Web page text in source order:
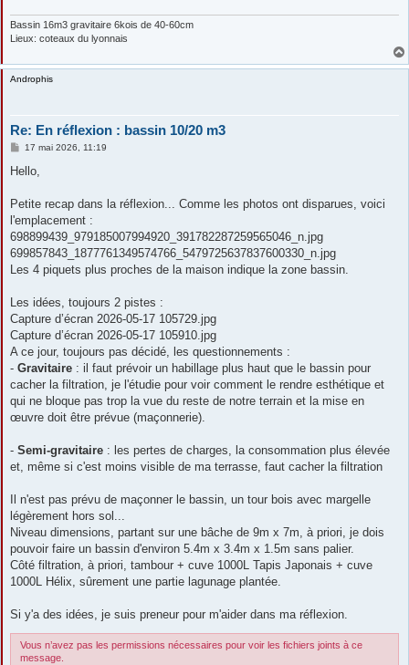
Bassin 16m3 gravitaire 6kois de 40-60cm
Lieux: coteaux du lyonnais
Androphis
Re: En réflexion : bassin 10/20 m3
M
s
g
17 mai 2026, 11:19
Hello,
Petite recap dans la réflexion... Comme les photos ont disparues, voici
l'emplacement :
698899439_979185007994920_391782287259565046_n.jpg
699857843_1877761349574766_5479725637837600330_n.jpg
Les 4 piquets plus proches de la maison indique la zone bassin.
Les idées, toujours 2 pistes :
Capture d’écran 2026-05-17 105729.jpg
Capture d’écran 2026-05-17 105910.jpg
A ce jour, toujours pas décidé, les questionnements :
- Gravitaire : il faut prévoir un habillage plus haut que le bassin pour
cacher la filtration, je l'étudie pour voir comment le rendre esthétique et
qui ne bloque pas trop la vue du reste de notre terrain et la mise en
œuvre doit être prévue (maçonnerie).
- Semi-gravitaire : les pertes de charges, la consommation plus élevée
et, même si c'est moins visible de ma terrasse, faut cacher la filtration
Il n'est pas prévu de maçonner le bassin, un tour bois avec margelle
légèrement hors sol...
Niveau dimensions, partant sur une bâche de 9m x 7m, à priori, je dois
pouvoir faire un bassin d'environ 5.4m x 3.4m x 1.5m sans palier.
Côté filtration, à priori, tambour + cuve 1000L Tapis Japonais + cuve
1000L Hélix, sûrement une partie lagunage plantée.
Si y'a des idées, je suis preneur pour m'aider dans ma réflexion.
Vous n’avez pas les permissions nécessaires pour voir les fichiers joints à ce
message.